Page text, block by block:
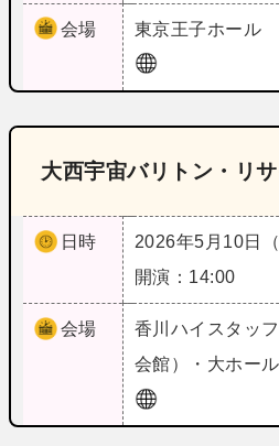
会場 東京王子ホール
大西宇宙バリトン・リ
日時
2026年5月10日（
開演：14:00
会場 香川 ハイスタッ
会館）・大ホール